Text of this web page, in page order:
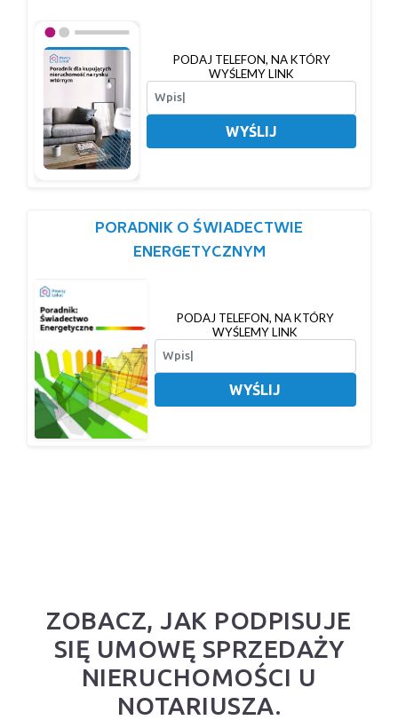
PODAJ TELEFON, NA KTÓRY
WYŚLEMY LINK
WYŚLIJ
PORADNIK O ŚWIADECTWIE
ENERGETYCZNYM
PODAJ TELEFON, NA KTÓRY
WYŚLEMY LINK
WYŚLIJ
ZOBACZ, JAK PODPISUJE
SIĘ UMOWĘ SPRZEDAŻY
NIERUCHOMOŚCI U
NOTARIUSZA.